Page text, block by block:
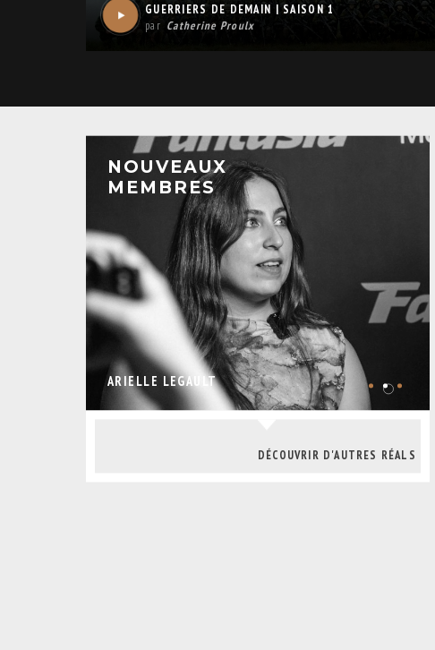
GUERRIERS DE DEMAIN | SAISON 1
par Catherine Proulx
NOUVEAUX
MEMBRES
ARIELLE LEGAULT
DÉCOUVRIR D'AUTRES RÉALS